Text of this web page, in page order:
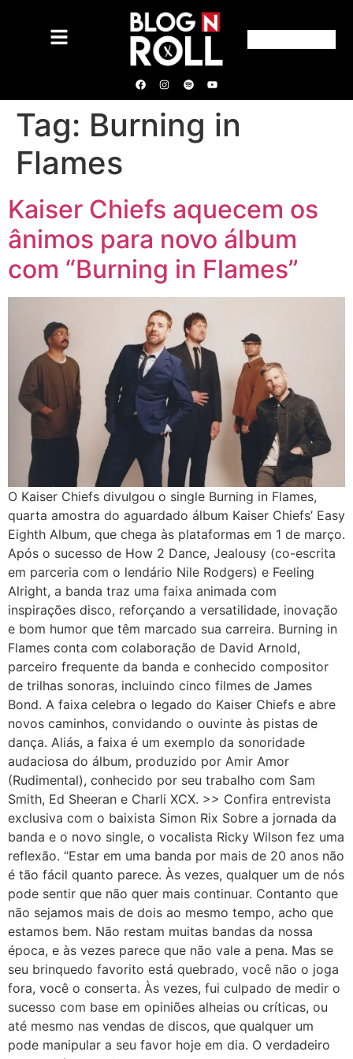
Tag: Burning in
Flames
Kaiser Chiefs aquecem os
ânimos para novo álbum
com “Burning in Flames”
O Kaiser Chiefs divulgou o single Burning in Flames,
quarta amostra do aguardado álbum Kaiser Chiefs’ Easy
Eighth Album, que chega às plataformas em 1 de março.
Após o sucesso de How 2 Dance, Jealousy (co-escrita
em parceria com o lendário Nile Rodgers) e Feeling
Alright, a banda traz uma faixa animada com
inspirações disco, reforçando a versatilidade, inovação
e bom humor que têm marcado sua carreira. Burning in
Flames conta com colaboração de David Arnold,
parceiro frequente da banda e conhecido compositor
de trilhas sonoras, incluindo cinco filmes de James
Bond. A faixa celebra o legado do Kaiser Chiefs e abre
novos caminhos, convidando o ouvinte às pistas de
dança. Aliás, a faixa é um exemplo da sonoridade
audaciosa do álbum, produzido por Amir Amor
(Rudimental), conhecido por seu trabalho com Sam
Smith, Ed Sheeran e Charli XCX. >> Confira entrevista
exclusiva com o baixista Simon Rix Sobre a jornada da
banda e o novo single, o vocalista Ricky Wilson fez uma
reflexão. “Estar em uma banda por mais de 20 anos não
é tão fácil quanto parece. Às vezes, qualquer um de nós
pode sentir que não quer mais continuar. Contanto que
não sejamos mais de dois ao mesmo tempo, acho que
estamos bem. Não restam muitas bandas da nossa
época, e às vezes parece que não vale a pena. Mas se
seu brinquedo favorito está quebrado, você não o joga
fora, você o conserta. Às vezes, fui culpado de medir o
sucesso com base em opiniões alheias ou críticas, ou
até mesmo nas vendas de discos, que qualquer um
pode manipular a seu favor hoje em dia. O verdadeiro